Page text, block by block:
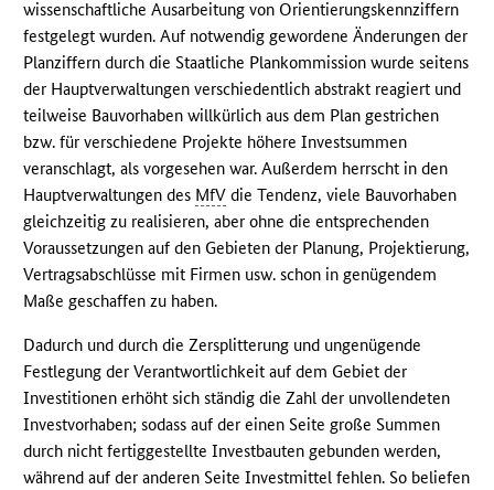
wissenschaftliche Ausarbeitung von Orientierungskennziffern
festgelegt wurden. Auf notwendig gewordene Änderungen der
Planziffern durch die Staatliche Plankommission wurde seitens
der Hauptverwaltungen verschiedentlich abstrakt reagiert und
teilweise Bauvorhaben willkürlich aus dem Plan gestrichen
bzw. für verschiedene Projekte höhere Investsummen
veranschlagt, als vorgesehen war. Außerdem herrscht in den
Hauptverwaltungen des MfV die Tendenz, viele Bauvorhaben
gleichzeitig zu realisieren, aber ohne die entsprechenden
Voraussetzungen auf den Gebieten der Planung, Projektierung,
Vertragsabschlüsse mit Firmen usw. schon in genügendem
Maße geschaffen zu haben.
Dadurch und durch die Zersplitterung und ungenügende
Festlegung der Verantwortlichkeit auf dem Gebiet der
Investitionen erhöht sich ständig die Zahl der unvollendeten
Investvorhaben; sodass auf der einen Seite große Summen
durch nicht fertiggestellte Investbauten gebunden werden,
während auf der anderen Seite Investmittel fehlen. So beliefen